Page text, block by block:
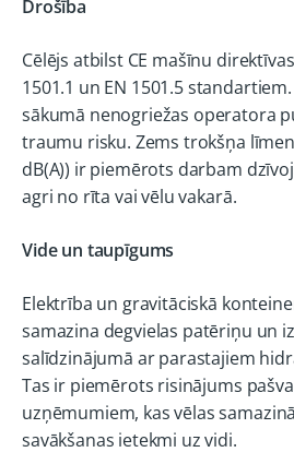
Drošība
Cēlējs atbilst CE mašīnu
1501.1 un EN 1501.5
sākumā nenogriežas operatora
traumu risku. Zems trokšņa
dB(A)) ir piemērots darbam
agri no rīta vai vēlu vakarā.
Vide un taupīgums
Elektrība un gravitāciskā
samazina degvielas patēriņu un
salīdzinājumā ar parastajiem
Tas ir piemērots risinājums
uzņēmumiem, kas vēlas
savākšanas ietekmi uz vidi.